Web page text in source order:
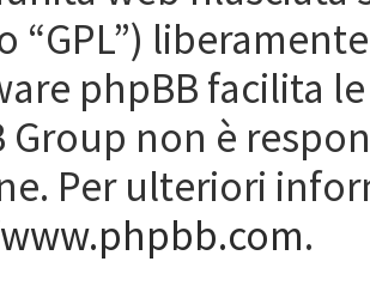
“GPL”)
phpBB facilita
Group non è
Per ulteriori
.